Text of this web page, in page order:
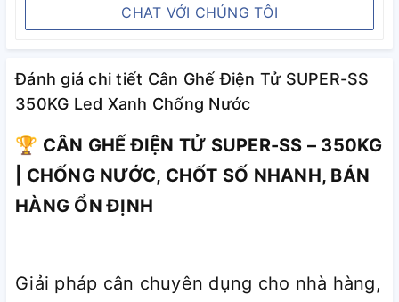
CHAT VỚI CHÚNG TÔI
Đánh giá chi tiết Cân Ghế Điện Tử SUPER-SS
350KG Led Xanh Chống Nước
🏆 CÂN GHẾ ĐIỆN TỬ SUPER-SS – 350KG
| CHỐNG NƯỚC, CHỐT SỐ NHANH, BÁN
HÀNG ỔN ĐỊNH
Giải pháp cân chuyên dụng cho nhà hàng,